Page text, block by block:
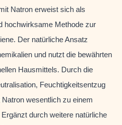
Natron erweist sich als
hochwirksame Methode zur
Der natürliche Ansatz
und nutzt die bewährten
Hausmittels. Durch die
Feuchtigkeitsentzug
wesentlich zu einem
durch weitere natürliche